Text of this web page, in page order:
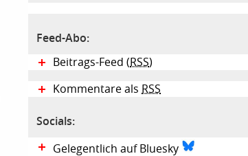
Feed-Abo:
Beitrags-Feed (RSS)
Kommentare als RSS
Socials:
Gelegentlich auf Bluesky